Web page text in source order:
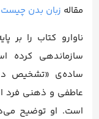
مقاله زبان بدن چیست
ناوارو کتاب را
سازماندهی کرده
ساده‌ی «تشخیص
عاطفی و ذهنی فرد
است. او توضیح